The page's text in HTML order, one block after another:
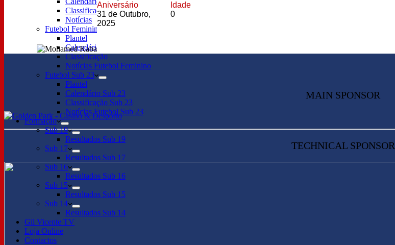
Classificação
Notícias
Futebol Feminino
Plantel
Calendário
Classificação
Notícias Futebol Feminino
Futebol Sub 23
Plantel
Calendário Sub 23
Classificação Sub 23
Notícias Futebol Sub 23
Formação
Sub 19
Resultados Sub 19
Sub 17
Resultados Sub 17
Sub 16
Resultados Sub 16
Sub 15
Resultados Sub 15
Sub 14
Resultados Sub 14
Gil Vicente TV
Loja Online
Contactos
Aniversário
31 de Outubro,
2025
Idade
0
MAIN SPONSOR
TECHNICAL SPONSOR